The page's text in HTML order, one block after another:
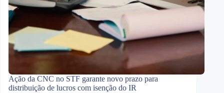
Ação da CNC no STF garante novo prazo para
distribuição de lucros com isenção do IR